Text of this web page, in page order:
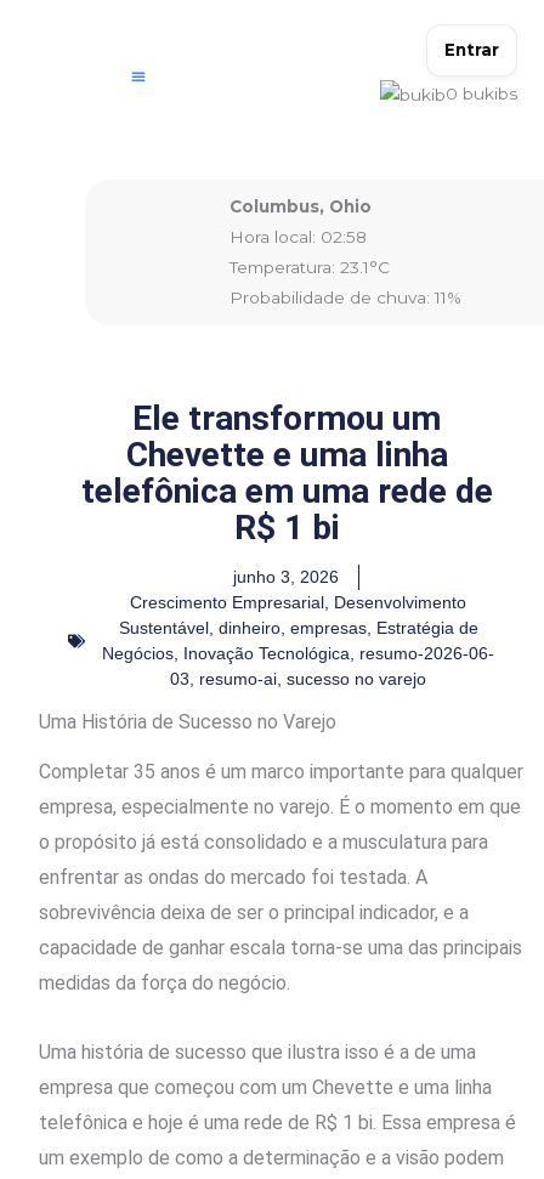
Entrar
0 bukibs
Columbus, Ohio
Hora local: 02:58
Temperatura: 23.1°C
Probabilidade de chuva: 11%
Ele transformou um
Chevette e uma linha
telefônica em uma rede de
R$ 1 bi
junho 3, 2026
Crescimento Empresarial, Desenvolvimento
Sustentável, dinheiro, empresas, Estratégia de
Negócios, Inovação Tecnológica, resumo-2026-06-
03, resumo-ai, sucesso no varejo
Uma História de Sucesso no Varejo
Completar 35 anos é um marco importante para qualquer
empresa, especialmente no varejo. É o momento em que
o propósito já está consolidado e a musculatura para
enfrentar as ondas do mercado foi testada. A
sobrevivência deixa de ser o principal indicador, e a
capacidade de ganhar escala torna-se uma das principais
medidas da força do negócio.
Uma história de sucesso que ilustra isso é a de uma
empresa que começou com um Chevette e uma linha
telefônica e hoje é uma rede de R$ 1 bi. Essa empresa é
um exemplo de como a determinação e a visão podem